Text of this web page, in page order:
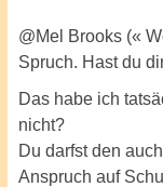
@Mel Brooks («
Spruch. Hast du
Das habe ich
nicht?
Du darfst den
Anspruch auf